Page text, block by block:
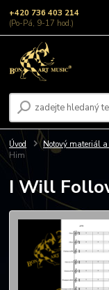
+420 736 403 214
(Po-Pá, 9-17 hod.)
Úvod Notový materiál
Him
I Will